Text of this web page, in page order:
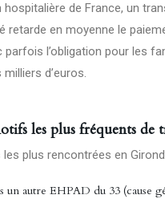
hospitalière de France, un
retarde en moyenne le
parfois l’obligation pour les
d’euros.
les plus fréquents de
plus rencontrées en
un autre EHPAD du 33 (cause